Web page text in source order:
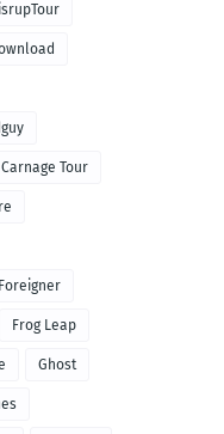
Tour
Foreigner
Frog Leap
Ghost